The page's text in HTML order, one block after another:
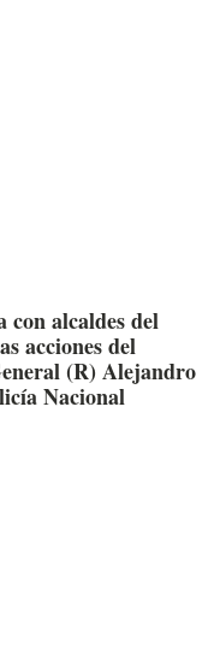
con alcaldes del
acciones del
(R) Alejandro
Nacional